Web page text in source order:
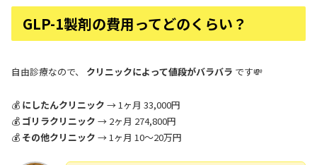
GLP-1製剤の費用ってどのくらい？
自由診療なので、 クリニックによって値段がバラバラ です💸
💰 にしたんクリニック → 1ヶ月 33,000円
💰 ゴリラクリニック → 2ヶ月 274,800円
💰 その他クリニック → 1ヶ月 10〜20万円